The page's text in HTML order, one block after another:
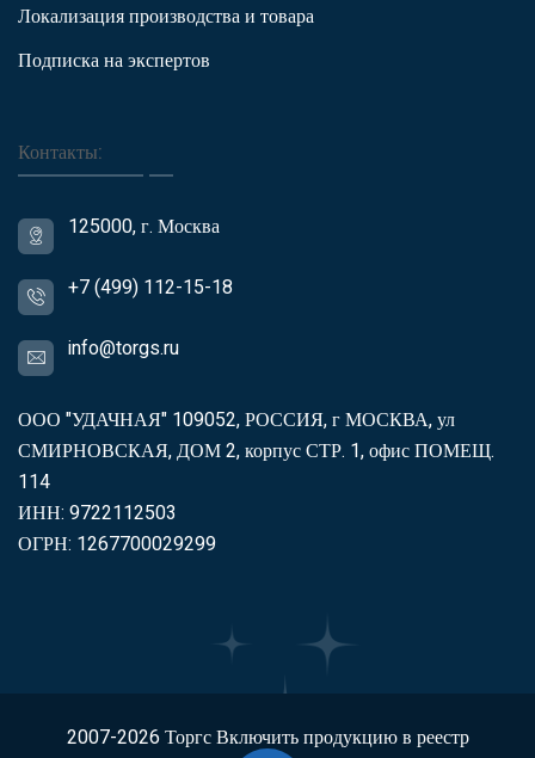
Локализация производства и товара
Подписка на экспертов
Контакты:
125000, г. Москва
+7 (499) 112-15-18
info@torgs.ru
ООО "УДАЧНАЯ" 109052, РОССИЯ, г МОСКВА, ул
СМИРНОВСКАЯ, ДОМ 2, корпус СТР. 1, офис ПОМЕЩ.
114
ИНН: 9722112503
ОГРН: 1267700029299
2007-2026ТоргсВключить продукцию в реестр